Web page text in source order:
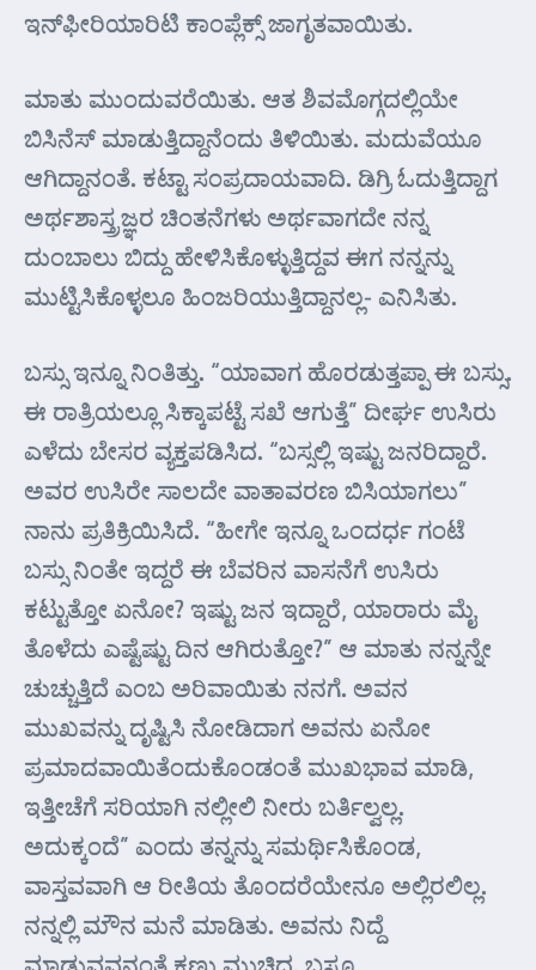
ಇನ್‌ಫೀರಿಯಾರಿಟಿ ಕಾಂಪ್ಲೆಕ್ಸ್ ಜಾಗೃತವಾಯಿತು.
ಮಾತು ಮುಂದುವರೆಯಿತು. ಆತ ಶಿವಮೊಗ್ಗದಲ್ಲಿಯೇ
ಬಿಸಿನೆಸ್ ಮಾಡುತ್ತಿದ್ದಾನೆಂದು ತಿಳಿಯಿತು. ಮದುವೆಯೂ
ಆಗಿದ್ದಾನಂತೆ. ಕಟ್ಟಾ ಸಂಪ್ರದಾಯವಾದಿ. ಡಿಗ್ರಿ ಓದುತ್ತಿದ್ದಾಗ
ಅರ್ಥಶಾಸ್ತ್ರಜ್ಞರ ಚಿಂತನೆಗಳು ಅರ್ಥವಾಗದೇ ನನ್ನ
ದುಂಬಾಲು ಬಿದ್ದು ಹೇಳಿಸಿಕೊಳ್ಳುತ್ತಿದ್ದವ ಈಗ ನನ್ನನ್ನು
ಮುಟ್ಟಿಸಿಕೊಳ್ಳಲೂ ಹಿಂಜರಿಯುತ್ತಿದ್ದಾನಲ್ಲ- ಎನಿಸಿತು.
ಬಸ್ಸು ಇನ್ನೂ ನಿಂತಿತ್ತು. “ಯಾವಾಗ ಹೊರಡುತ್ತಪ್ಪಾ ಈ ಬಸ್ಸು.
ಈ ರಾತ್ರಿಯಲ್ಲೂ ಸಿಕ್ಕಾಪಟ್ಟೆ ಸಖೆ ಆಗುತ್ತೆ” ದೀರ್ಘ ಉಸಿರು
ಎಳೆದು ಬೇಸರ ವ್ಯಕ್ತಪಡಿಸಿದ. “ಬಸ್ಸಲ್ಲಿ ಇಷ್ಟು ಜನರಿದ್ದಾರೆ.
ಅವರ ಉಸಿರೇ ಸಾಲದೇ ವಾತಾವರಣ ಬಿಸಿಯಾಗಲು”
ನಾನು ಪ್ರತಿಕ್ರಿಯಿಸಿದೆ. “ಹೀಗೇ ಇನ್ನೂ ಒಂದರ್ಧ ಗಂಟೆ
ಬಸ್ಸು ನಿಂತೇ ಇದ್ದರೆ ಈ ಬೆವರಿನ ವಾಸನೆಗೆ ಉಸಿರು
ಕಟ್ಟುತ್ತೋ ಏನೋ? ಇಷ್ಟು ಜನ ಇದ್ದಾರೆ, ಯಾರಾರು ಮೈ
ತೊಳೆದು ಎಷ್ಟೆಷ್ಟು ದಿನ ಆಗಿರುತ್ತೋ?” ಆ ಮಾತು ನನ್ನನ್ನೇ
ಚುಚ್ಚುತ್ತಿದೆ ಎಂಬ ಅರಿವಾಯಿತು ನನಗೆ. ಅವನ
ಮುಖವನ್ನು ದೃಷ್ಟಿಸಿ ನೋಡಿದಾಗ ಅವನು ಏನೋ
ಪ್ರಮಾದವಾಯಿತೆಂದುಕೊಂಡಂತೆ ಮುಖಭಾವ ಮಾಡಿ,
ಇತ್ತೀಚೆಗೆ ಸರಿಯಾಗಿ ನಲ್ಲೀಲಿ ನೀರು ಬರ್ತಿಲ್ವಲ್ಲ.
ಅದುಕ್ಕಂದೆ” ಎಂದು ತನ್ನನ್ನು ಸಮರ್ಥಿಸಿಕೊಂಡ,
ವಾಸ್ತವವಾಗಿ ಆ ರೀತಿಯ ತೊಂದರೆಯೇನೂ ಅಲ್ಲಿರಲಿಲ್ಲ.
ನನ್ನಲ್ಲಿ ಮೌನ ಮನೆ ಮಾಡಿತು. ಅವನು ನಿದ್ದೆ